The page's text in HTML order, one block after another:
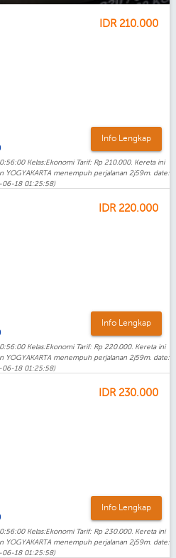
IDR 210.000
Info Lengkap
Kelas:Ekonomi Tarif: Rp 210.000. Kereta ini
YOGYAKARTA menempuh perjalanan 2j59m. date:
06-18 01:25:58)
IDR 220.000
Info Lengkap
Kelas:Ekonomi Tarif: Rp 220.000. Kereta ini
YOGYAKARTA menempuh perjalanan 2j59m. date:
06-18 01:25:58)
IDR 230.000
Info Lengkap
Kelas:Ekonomi Tarif: Rp 230.000. Kereta ini
YOGYAKARTA menempuh perjalanan 2j59m. date:
06-18 01:25:58)